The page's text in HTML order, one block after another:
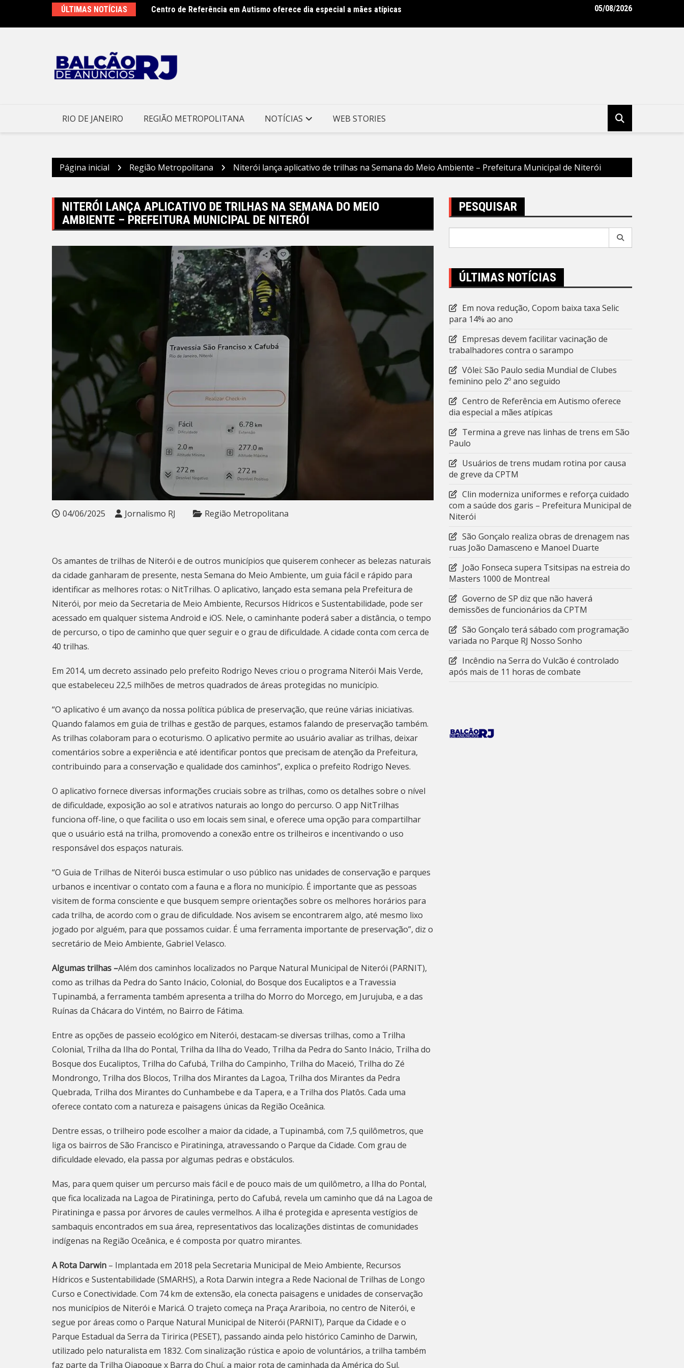
o
ÚLTIMAS NOTÍCIAS
do Rio Innovation Week 2026
Centro de Referência em Autismo oferece dia especial a mães atípicas
Clin moderniza uniformes e reforça cuidado com a saúde dos garis –
05/08/2026
RIO DE JANEIRO REGIÃO METROPOLITANA NOTÍCIAS WEB STORIES
Página inicial Região Metropolitana Niterói lança aplicativo de trilhas na Semana do Meio Ambiente – Prefeitura Municipal de Niterói
NITERÓI LANÇA APLICATIVO DE TRILHAS NA SEMANA DO MEIO
AMBIENTE – PREFEITURA MUNICIPAL DE NITERÓI
04/06/2025 Jornalismo RJ Região Metropolitana
Os amantes de trilhas de Niterói e de outros municípios que quiserem conhecer as belezas naturais
da cidade ganharam de presente, nesta Semana do Meio Ambiente, um guia fácil e rápido para
identificar as melhores rotas: o NitTrilhas. O aplicativo, lançado esta semana pela Prefeitura de
Niterói, por meio da Secretaria de Meio Ambiente, Recursos Hídricos e Sustentabilidade, pode ser
acessado em qualquer sistema Android e iOS. Nele, o caminhante poderá saber a distância, o tempo
de percurso, o tipo de caminho que quer seguir e o grau de dificuldade. A cidade conta com cerca de
40 trilhas.
Em 2014, um decreto assinado pelo prefeito Rodrigo Neves criou o programa Niterói Mais Verde,
que estabeleceu 22,5 milhões de metros quadrados de áreas protegidas no município.
“O aplicativo é um avanço da nossa política pública de preservação, que reúne várias iniciativas.
Quando falamos em guia de trilhas e gestão de parques, estamos falando de preservação também.
As trilhas colaboram para o ecoturismo. O aplicativo permite ao usuário avaliar as trilhas, deixar
comentários sobre a experiência e até identificar pontos que precisam de atenção da Prefeitura,
contribuindo para a conservação e qualidade dos caminhos”, explica o prefeito Rodrigo Neves.
O aplicativo fornece diversas informações cruciais sobre as trilhas, como os detalhes sobre o nível
de dificuldade, exposição ao sol e atrativos naturais ao longo do percurso. O app NitTrilhas
funciona off-line, o que facilita o uso em locais sem sinal, e oferece uma opção para compartilhar
que o usuário está na trilha, promovendo a conexão entre os trilheiros e incentivando o uso
responsável dos espaços naturais.
“O Guia de Trilhas de Niterói busca estimular o uso público nas unidades de conservação e parques
urbanos e incentivar o contato com a fauna e a flora no município. É importante que as pessoas
visitem de forma consciente e que busquem sempre orientações sobre os melhores horários para
cada trilha, de acordo com o grau de dificuldade. Nos avisem se encontrarem algo, até mesmo lixo
jogado por alguém, para que possamos cuidar. É uma ferramenta importante de preservação”, diz o
secretário de Meio Ambiente, Gabriel Velasco.
Algumas trilhas –Além dos caminhos localizados no Parque Natural Municipal de Niterói (PARNIT),
como as trilhas da Pedra do Santo Inácio, Colonial, do Bosque dos Eucaliptos e a Travessia
Tupinambá, a ferramenta também apresenta a trilha do Morro do Morcego, em Jurujuba, e a das
Ruínas da Chácara do Vintém, no Bairro de Fátima.
Entre as opções de passeio ecológico em Niterói, destacam-se diversas trilhas, como a Trilha
Colonial, Trilha da Ilha do Pontal, Trilha da Ilha do Veado, Trilha da Pedra do Santo Inácio, Trilha do
Bosque dos Eucaliptos, Trilha do Cafubá, Trilha do Campinho, Trilha do Maceió, Trilha do Zé
Mondrongo, Trilha dos Blocos, Trilha dos Mirantes da Lagoa, Trilha dos Mirantes da Pedra
Quebrada, Trilha dos Mirantes do Cunhambebe e da Tapera, e a Trilha dos Platôs. Cada uma
oferece contato com a natureza e paisagens únicas da Região Oceânica.
Dentre essas, o trilheiro pode escolher a maior da cidade, a Tupinambá, com 7,5 quilômetros, que
liga os bairros de São Francisco e Piratininga, atravessando o Parque da Cidade. Com grau de
dificuldade elevado, ela passa por algumas pedras e obstáculos.
Mas, para quem quiser um percurso mais fácil e de pouco mais de um quilômetro, a Ilha do Pontal,
que fica localizada na Lagoa de Piratininga, perto do Cafubá, revela um caminho que dá na Lagoa de
Piratininga e passa por árvores de caules vermelhos. A ilha é protegida e apresenta vestígios de
sambaquis encontrados em sua área, representativos das localizações distintas de comunidades
indígenas na Região Oceânica, e é composta por quatro mirantes.
A Rota Darwin – Implantada em 2018 pela Secretaria Municipal de Meio Ambiente, Recursos
Hídricos e Sustentabilidade (SMARHS), a Rota Darwin integra a Rede Nacional de Trilhas de Longo
Curso e Conectividade. Com 74 km de extensão, ela conecta paisagens e unidades de conservação
nos municípios de Niterói e Maricá. O trajeto começa na Praça Arariboia, no centro de Niterói, e
segue por áreas como o Parque Natural Municipal de Niterói (PARNIT), Parque da Cidade e o
Parque Estadual da Serra da Tiririca (PESET), passando ainda pelo histórico Caminho de Darwin,
utilizado pelo naturalista em 1832. Com sinalização rústica e apoio de voluntários, a trilha também
faz parte da Trilha Oiapoque x Barra do Chuí, a maior rota de caminhada da América do Sul.
PESQUISAR
ÚLTIMAS NOTÍCIAS
Em nova redução, Copom baixa taxa Selic
para 14% ao ano
Empresas devem facilitar vacinação de
trabalhadores contra o sarampo
Vôlei: São Paulo sedia Mundial de Clubes
feminino pelo 2º ano seguido
Centro de Referência em Autismo oferece
dia especial a mães atípicas
Termina a greve nas linhas de trens em São
Paulo
Usuários de trens mudam rotina por causa
de greve da CPTM
Clin moderniza uniformes e reforça cuidado
com a saúde dos garis – Prefeitura Municipal de
Niterói
São Gonçalo realiza obras de drenagem nas
ruas João Damasceno e Manoel Duarte
João Fonseca supera Tsitsipas na estreia do
Masters 1000 de Montreal
Governo de SP diz que não haverá
demissões de funcionários da CPTM
São Gonçalo terá sábado com programação
variada no Parque RJ Nosso Sonho
Incêndio na Serra do Vulcão é controlado
após mais de 11 horas de combate